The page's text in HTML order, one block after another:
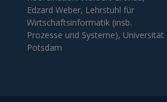
Edzard Weber, Lehrstuhl für
Wirtschaftsinformatik (insb.
Prozesse und Systeme), Universität
Potsdam